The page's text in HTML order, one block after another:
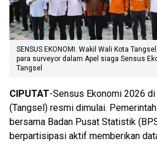
SENSUS EKONOMI. Wakil Wali Kota
para surveyor dalam Apel siaga Sensus
Tangsel
CIPUTAT-Sensus Ekonomi 2026
(Tangsel) resmi dimulai.
bersama Badan Pusat Statistik
berpartisipasi aktif memberikan